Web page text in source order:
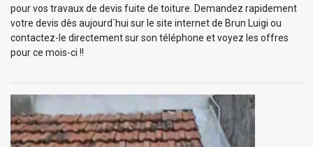
pour vos travaux de devis fuite de toiture. Demandez rapidement
votre devis dès aujourd`hui sur le site internet de Brun Luigi ou
contactez-le directement sur son téléphone et voyez les offres
pour ce mois-ci !!